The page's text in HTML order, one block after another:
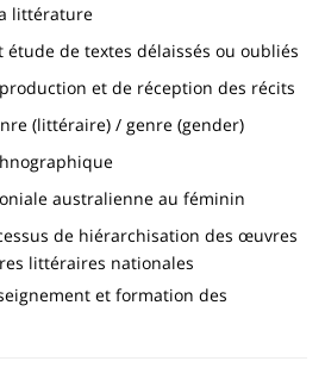
littérature
étude de textes délaissés ou oubliés
et de réception des récits
(littéraire) / genre (gender)
australienne au féminin
de hiérarchisation des œuvres
littéraires nationales
et formation des